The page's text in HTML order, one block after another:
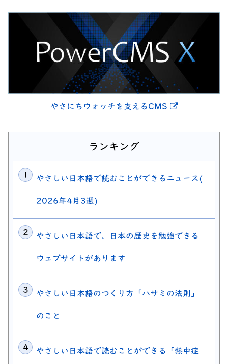
やさにちウォッチを支えるCMS 別ウィンド
ランキング
やさしい日本語で読むことができるニュース(
2026年4月3週)
やさしい日本語で、日本の歴史を勉強できる
ウェブサイトがあります
やさしい日本語のつくり方「ハサミの法則」
のこと
やさしい日本語で読むことができる「熱中症